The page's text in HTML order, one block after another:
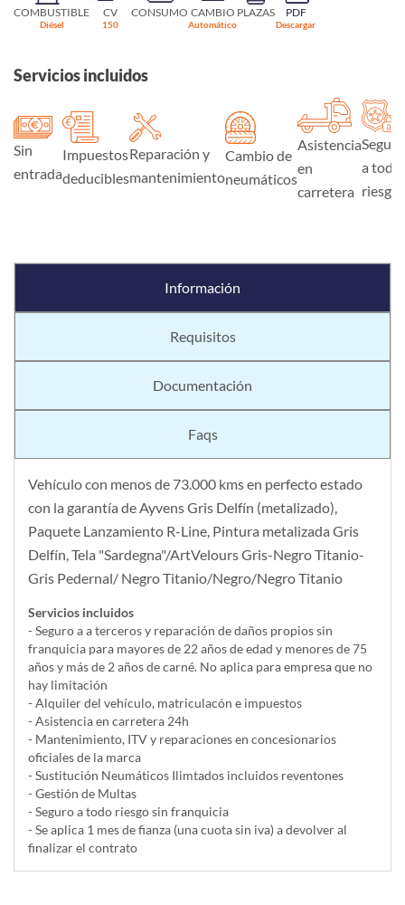
COMBUSTIBLE
Diésel
CV
150
CONSUMO CAMBIO
Automático
PLAZAS PDF
Descargar
Servicios incluidos
Sin
entrada
Impuestos
deducibles
Reparación y
mantenimiento
Cambio de
neumáticos
Asistencia
en
carretera
Seguro
a todo
riesgo
Información
Requisitos
Documentación
Faqs
Vehículo con menos de 73.000 kms en perfecto estado
con la garantía de Ayvens Gris Delfín (metalizado),
Paquete Lanzamiento R-Line, Pintura metalizada Gris
Delfín, Tela "Sardegna"/ArtVelours Gris-Negro Titanio-
Gris Pedernal/ Negro Titanio/Negro/Negro Titanio
Servicios incluidos
- Seguro a a terceros y reparación de daños propios sin
franquicia para mayores de 22 años de edad y menores de 75
años y más de 2 años de carné. No aplica para empresa que no
hay limitación
- Alquiler del vehí­culo, matriculacón e impuestos
- Asistencia en carretera 24h
- Mantenimiento, ITV y reparaciones en concesionarios
oficiales de la marca
- Sustitución Neumáticos Ilimtados incluidos reventones
- Gestión de Multas
- Seguro a todo riesgo sin franquicia
- Se aplica 1 mes de fianza (una cuota sin iva) a devolver al
finalizar el contrato